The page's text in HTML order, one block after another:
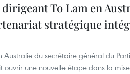
To Lam en
stratégique
Australie du secrétaire général du
ouvrir une nouvelle étape dans la